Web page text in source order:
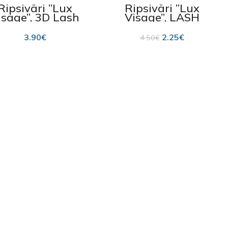
”Lux
3D Lash
musta 10g
3.90€
Ripsiväri ”Lux
Visage”, LASH
MAXIMIZER, musta
sävy
4.50€ 2.25€